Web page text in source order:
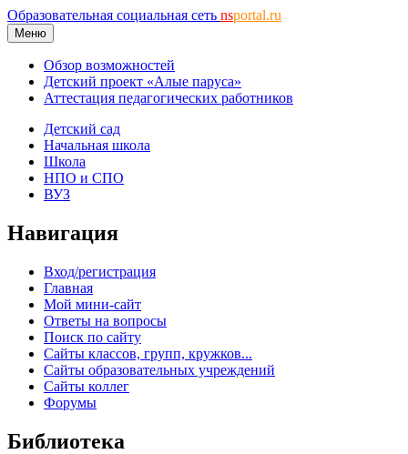
Образовательная социальная сеть nsportal.ru
Меню
Обзор возможностей
Детский проект «Алые паруса»
Аттестация педагогических работников
Детский сад
Начальная школа
Школа
НПО и СПО
ВУЗ
Навигация
Вход/регистрация
Главная
Мой мини-сайт
Ответы на вопросы
Поиск по сайту
Сайты классов, групп, кружков...
Сайты образовательных учреждений
Сайты коллег
Форумы
Библиотека